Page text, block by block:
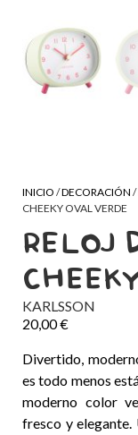
INICIO /DECORACIÓN /
CHEEKY OVAL VERDE
RELOJ
KARLSSON
20,00€
Divertido,
es todo menos
moderno color
fresco y